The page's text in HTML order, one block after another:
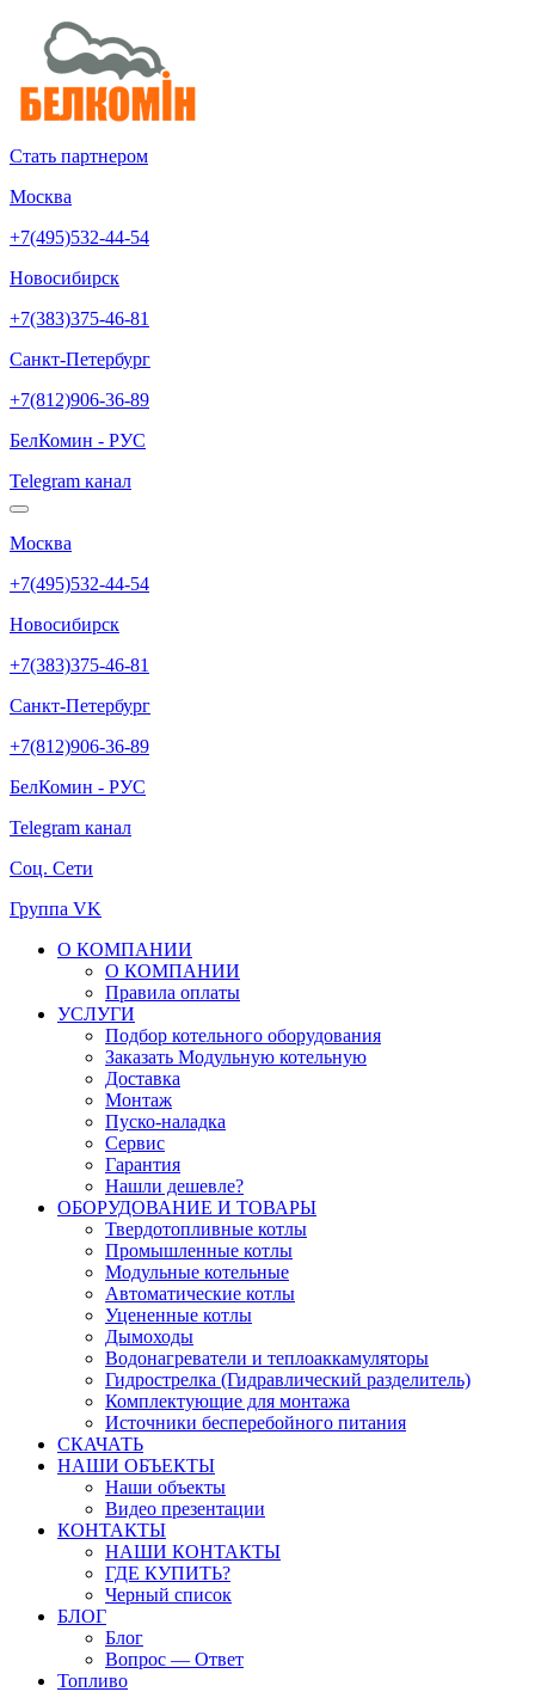
Стать партнером
Москва
+7(495)532-44-54
Новосибирск
+7(383)375-46-81
Санкт-Петербург
+7(812)906-36-89
БелКомин - РУС
Telegram канал
Москва
+7(495)532-44-54
Новосибирск
+7(383)375-46-81
Санкт-Петербург
+7(812)906-36-89
БелКомин - РУС
Telegram канал
Соц. Сети
Группа VK
О КОМПАНИИ
О КОМПАНИИ
Правила оплаты
УСЛУГИ
Подбор котельного оборудования
Заказать Модульную котельную
Доставка
Монтаж
Пуско-наладка
Сервис
Гарантия
Нашли дешевле?
ОБОРУДОВАНИЕ И ТОВАРЫ
Твердотопливные котлы
Промышленные котлы
Модульные котельные
Автоматические котлы
Уцененные котлы
Дымоходы
Водонагреватели и теплоаккамуляторы
Гидрострелка (Гидравлический разделитель)
Комплектующие для монтажа
Источники бесперебойного питания
СКАЧАТЬ
НАШИ ОБЪЕКТЫ
Наши объекты
Видео презентации
КОНТАКТЫ
НАШИ КОНТАКТЫ
ГДЕ КУПИТЬ?
Черный список
БЛОГ
Блог
Вопрос — Ответ
Топливо